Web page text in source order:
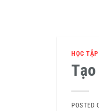
HỌC
POSTED